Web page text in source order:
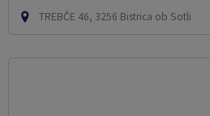
TREBČE 46, 3256 Bistrica ob Sotli